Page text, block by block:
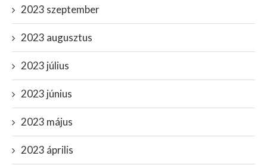
2023 szeptember
2023 augusztus
2023 július
2023 június
2023 május
2023 április